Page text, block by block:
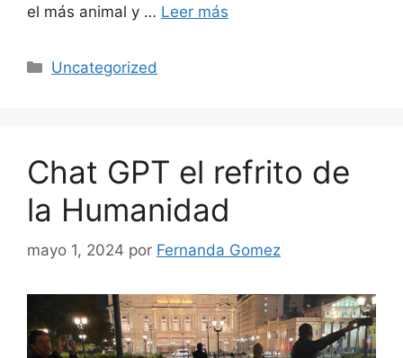
el más animal y … Leer más
Uncategorized
Chat GPT el refrito de
la Humanidad
mayo 1, 2024 por Fernanda Gomez